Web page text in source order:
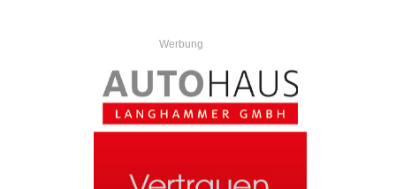
Werbung